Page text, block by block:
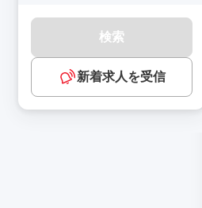
検索
新着求人を受信